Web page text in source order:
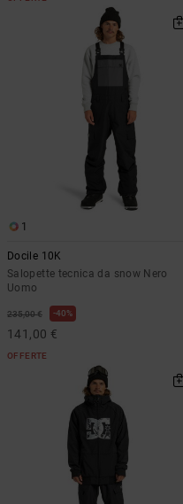
1
Docile 10K
Salopette tecnica da snow Nero
Uomo
235,00 € 40%
141,00 €
OFFERTE